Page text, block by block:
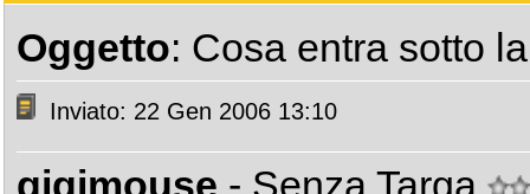
Oggetto: Cosa entra sotto
Inviato: 22 Gen 2006 13:10
gigimouse - Senza Targa